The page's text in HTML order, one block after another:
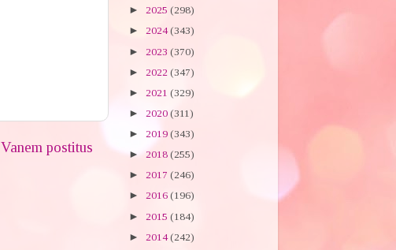
Vanem postitus
► 2025 (298)
► 2024(343)
► 2023 (370)
► 2022 (347)
► 2021 (329)
► 2020 (311)
► 2019 (343)
► 2018 (255)
► 2017 (246)
► 2016 (196)
► 2015 (184)
► 2014(242)